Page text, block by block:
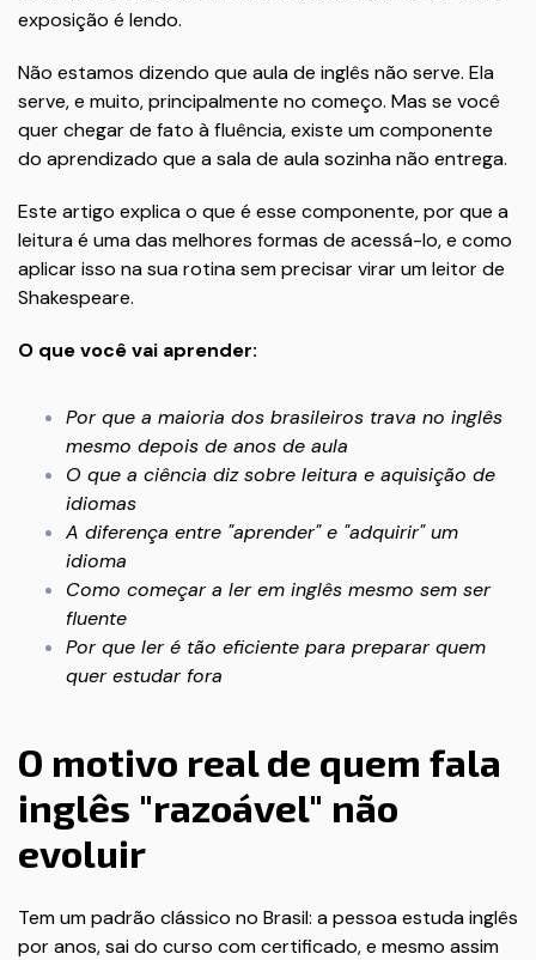
exposição é lendo.
Não estamos dizendo que aula de inglês não serve. Ela
serve, e muito, principalmente no começo. Mas se você
quer chegar de fato à fluência, existe um componente
do aprendizado que a sala de aula sozinha não entrega.
Este artigo explica o que é esse componente, por que a
leitura é uma das melhores formas de acessá-lo, e como
aplicar isso na sua rotina sem precisar virar um leitor de
Shakespeare.
O que você vai aprender:
Por que a maioria dos brasileiros trava no inglês
mesmo depois de anos de aula
O que a ciência diz sobre leitura e aquisição de
idiomas
A diferença entre "aprender" e "adquirir" um
idioma
Como começar a ler em inglês mesmo sem ser
fluente
Por que ler é tão eficiente para preparar quem
quer estudar fora
O motivo real de quem fala
inglês "razoável" não
evoluir
Tem um padrão clássico no Brasil: a pessoa estuda inglês
por anos, sai do curso com certificado, e mesmo assim